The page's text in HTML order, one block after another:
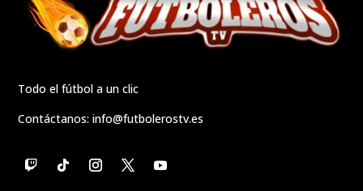
Todo el fútbol a un clic
Contáctanos:info@futbolerostv.es